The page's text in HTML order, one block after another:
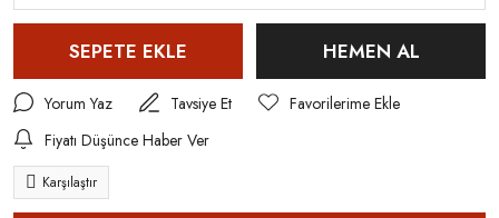
SEPETE EKLE HEMEN AL
Yorum Yaz
Tavsiye Et
Fiyatı Düşünce Haber Ver
Karşılaştır